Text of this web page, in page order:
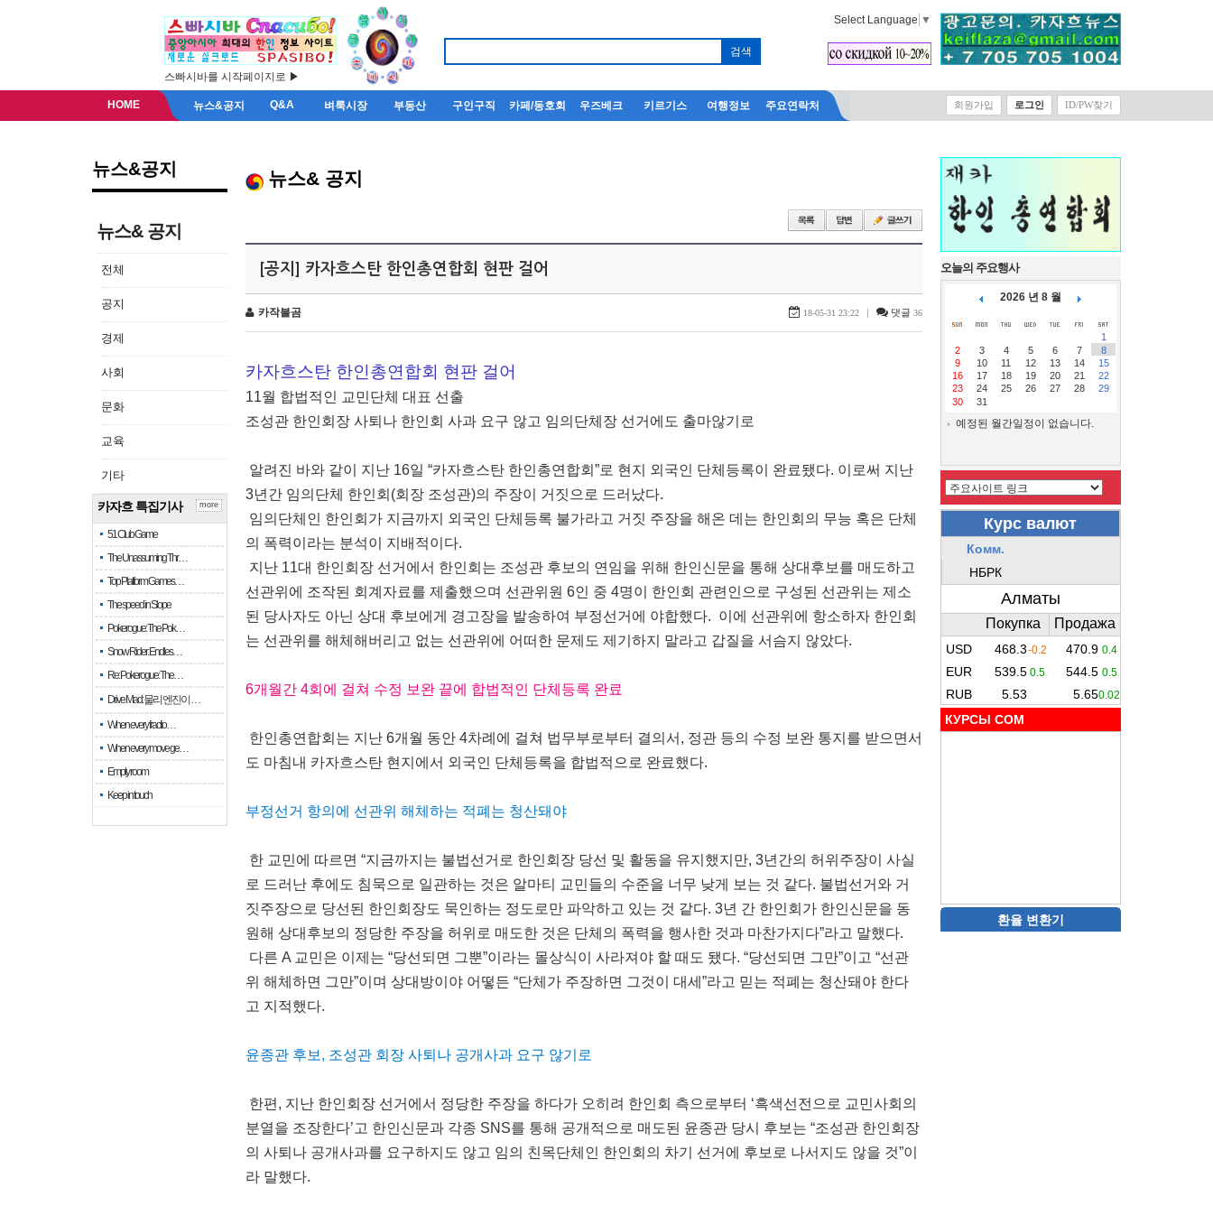
스빠시바를 시작페이지로 ▶
Select Language ▼
HOME 뉴스&공지 Q&A 벼룩시장 부동산 구인구직 카페/동호회 우즈베크 키르기스 여행정보 주요연락처 회원가입 로그인 ID/PW찾기
뉴스&공지
뉴스& 공지
전체
공지
경제
사회
문화
교육
기타
카자흐 특집기사
51 Club Game
The Unassuming Thr…
Top Platform Games…
The speed in Slope
Pokerogue: The Pok…
Snow Rider: Endles…
Re: Pokerogue: The…
Drive Mad: 물리 엔진이 …
When every fractio…
When every move ge…
Empty room
Keep in touch
more
뉴스& 공지
[공지] 카자흐스탄 한인총연합회 현판 걸어
카작불곰 18-05-31 23:22 | 댓글 36
카자흐스탄 한인총연합회 현판 걸어
11월 합법적인 교민단체 대표 선출
조성관 한인회장 사퇴나 한인회 사과 요구 않고 임의단체장 선거에도 출마않기로
알려진 바와 같이 지난 16일 “카자흐스탄 한인총연합회”로 현지 외국인 단체등록이 완료됐다. 이로써 지난
3년간 임의단체 한인회(회장 조성관)의 주장이 거짓으로 드러났다.
임의단체인 한인회가 지금까지 외국인 단체등록 불가라고 거짓 주장을 해온 데는 한인회의 무능 혹은 단체
의 폭력이라는 분석이 지배적이다.
지난 11대 한인회장 선거에서 한인회는 조성관 후보의 연임을 위해 한인신문을 통해 상대후보를 매도하고
선관위에 조작된 회계자료를 제출했으며 선관위원 6인 중 4명이 한인회 관련인으로 구성된 선관위는 제소
된 당사자도 아닌 상대 후보에게 경고장을 발송하여 부정선거에 야합했다. 이에 선관위에 항소하자 한인회
는 선관위를 해체해버리고 없는 선관위에 어떠한 문제도 제기하지 말라고 갑질을 서슴지 않았다.
6개월간 4회에 걸쳐 수정 보완 끝에 합법적인 단체등록 완료
한인총연합회는 지난 6개월 동안 4차례에 걸쳐 법무부로부터 결의서, 정관 등의 수정 보완 통지를 받으면서
도 마침내 카자흐스탄 현지에서 외국인 단체등록을 합법적으로 완료했다.
부정선거 항의에 선관위 해체하는 적폐는 청산돼야
한 교민에 따르면 “지금까지는 불법선거로 한인회장 당선 및 활동을 유지했지만, 3년간의 허위주장이 사실
로 드러난 후에도 침묵으로 일관하는 것은 알마티 교민들의 수준을 너무 낮게 보는 것 같다. 불법선거와 거
짓주장으로 당선된 한인회장도 묵인하는 정도로만 파악하고 있는 것 같다. 3년 간 한인회가 한인신문을 동
원해 상대후보의 정당한 주장을 허위로 매도한 것은 단체의 폭력을 행사한 것과 마찬가지다”라고 말했다.
다른 A 교민은 이제는 “당선되면 그뿐”이라는 몰상식이 사라져야 할 때도 됐다. “당선되면 그만”이고 “선관
위 해체하면 그만”이며 상대방이야 어떻든 “단체가 주장하면 그것이 대세”라고 믿는 적폐는 청산돼야 한다
고 지적했다.
윤종관 후보, 조성관 회장 사퇴나 공개사과 요구 않기로
한편, 지난 한인회장 선거에서 정당한 주장을 하다가 오히려 한인회 측으로부터 ‘흑색선전으로 교민사회의
분열을 조장한다’고 한인신문과 각종 SNS를 통해 공개적으로 매도된 윤종관 당시 후보는 “조성관 한인회장
의 사퇴나 공개사과를 요구하지도 않고 임의 친목단체인 한인회의 차기 선거에 후보로 나서지도 않을 것”이
라 말했다.
오늘의 주요행사
2026 년 8 월
1
2
3 4 5 6 7
8
9
10 11 12 13 14
15
16
17 18 19 20 21
22
23
24 25 26 27 28
29
30
31
예정된 월간일정이 없습니다.
КУРСЫ COM
환율 변환기